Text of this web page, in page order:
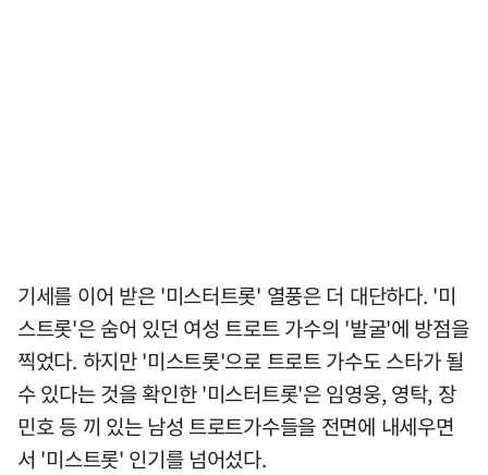
기세를 이어 받은 '미스터트롯' 열풍은 더 대단하다. '미
스트롯'은 숨어 있던 여성 트로트 가수의 '발굴'에 방점을
찍었다. 하지만 '미스트롯'으로 트로트 가수도 스타가 될
수 있다는 것을 확인한 '미스터트롯'은 임영웅, 영탁, 장
민호 등 끼 있는 남성 트로트가수들을 전면에 내세우면
서 '미스트롯' 인기를 넘어섰다.